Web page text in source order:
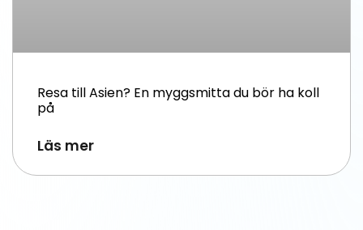
Resa till Asien? En myggsmitta du bör ha koll
på
Läs mer